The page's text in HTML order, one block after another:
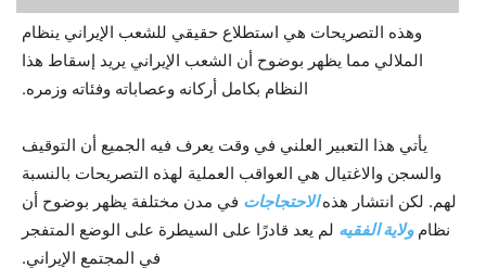
وهذه التصريحات هي استطلاع حقيقي للشعب الإيراني ينظام
الملالي مما يظهر بوضوح أن الشعب الإيراني يريد إسقاط هذا
النظام بكامل أركانه وعصاباته وفئاته وزمره.
يأتي هذا التعبير العلني في وقت يعرف فيه الجميع أن التوقيف
والسجن والاغتيال هي العواقب العملية لهذه التصريحات بالنسبة
لهم. لكن انتشار هذهالاحتجاجات في مدن مختلفة يظهر بوضوح أن
نظامولاية الفقيه لم يعد قادرًا على السيطرة على الوضع المتفجر
في المجتمع الإيراني.